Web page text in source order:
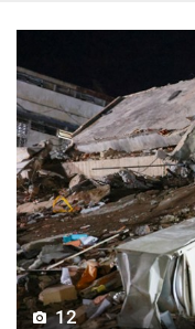
12